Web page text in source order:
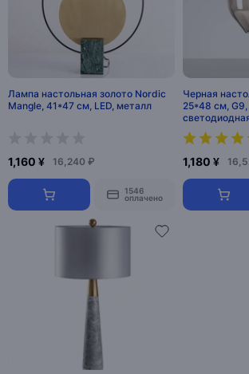
Лампа настольная золото Nordic
Mangle, 41*47 см, LED, металл
1,160 ¥ 16,240 ₽
1546
оплачено
Черная
25*48 см, G9,
1,180 ¥